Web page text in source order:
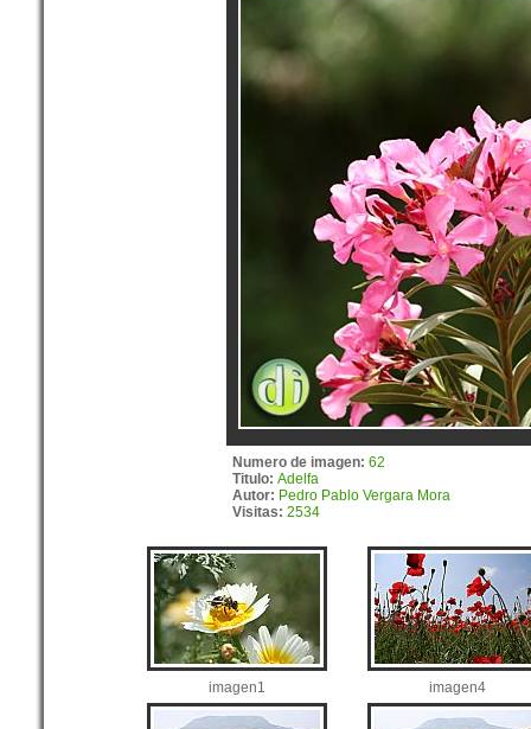
Numero de imagen: 62
Titulo: Adelfa
Autor: Pedro Pablo Vergara Mora
Visitas: 2534
imagen1 imagen4